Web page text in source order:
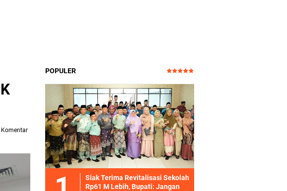
Komentar
POPULER
Siak Terima Revitalisasi Sekolah
Rp61 M Lebih, Bupati: Jangan